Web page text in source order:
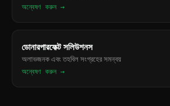
অন্বেষণ করুন →
ডোনারপারফেক্ট সলিউশনস
অলাভজনক এবং তহবিল সংগ্রহের সমন্বয়
অন্বেষণ করুন →